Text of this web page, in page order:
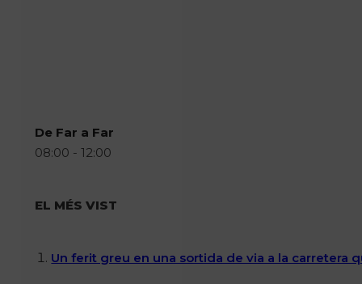
De Far a Far
08:00 - 12:00
EL MÉS VIST
Un ferit greu en una sortida de via a la carretera